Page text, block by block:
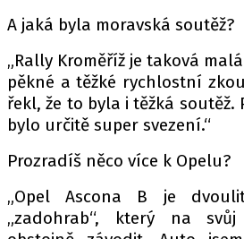
A jaká byla moravská soutěž?
„Rally Kroměříž je taková
pěkné a těžké rychlostní
řekl, že to byla i těžká soutěž.
bylo určitě super svezení.“
Prozradíš něco více k Opelu?
„Opel Ascona B je
„zadohrab“, který na